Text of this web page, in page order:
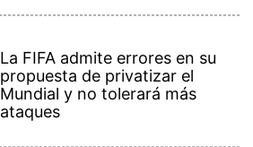
La FIFA admite errores en su
propuesta de privatizar el
Mundial y no tolerará más
ataques